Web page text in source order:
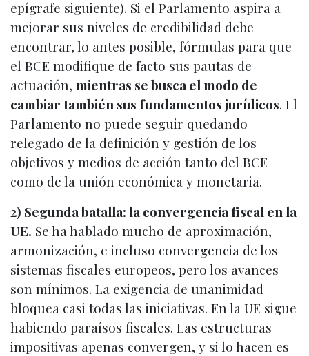
epígrafe siguiente). Si el Parlamento aspira a
mejorar sus niveles de credibilidad debe
encontrar, lo antes posible, fórmulas para que
el BCE modifique de facto sus pautas de
actuación, mientras se busca el modo de
cambiar también sus fundamentos jurídicos. El
Parlamento no puede seguir quedando
relegado de la definición y gestión de los
objetivos y medios de acción tanto del BCE
como de la unión económica y monetaria.
2) Segunda batalla: la convergencia fiscal en la
UE. Se ha hablado mucho de aproximación,
armonización, e incluso convergencia de los
sistemas fiscales europeos, pero los avances
son mínimos. La exigencia de unanimidad
bloquea casi todas las iniciativas. En la UE sigue
habiendo paraísos fiscales. Las estructuras
impositivas apenas convergen, y si lo hacen es